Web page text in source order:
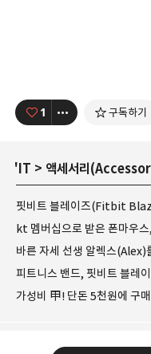
1 구독하기
' IT > 액세서리
핏비트 블레이즈(Fitbit
kt 멤버십으로 받은 폰마우
바른 자세 선생 알렉스(Alex)
피트니스 밴드, 핏비트 블레
가성비 甲! 단돈 5천원에 구